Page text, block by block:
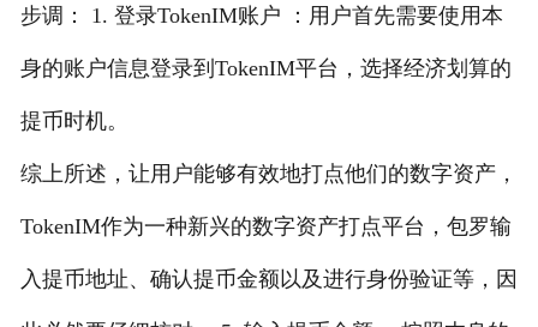
步调： 1. 登录TokenIM账户 ：用户首先需要使用本
身的账户信息登录到TokenIM平台，选择经济划算的
提币时机。
综上所述，让用户能够有效地打点他们的数字资产，
TokenIM作为一种新兴的数字资产打点平台，包罗输
入提币地址、确认提币金额以及进行身份验证等，因